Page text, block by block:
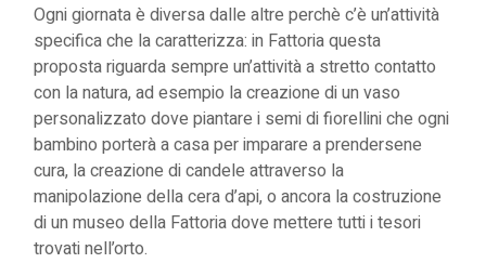
Ogni giornata è diversa dalle altre perchè c’è un’attività
specifica che la caratterizza: in Fattoria questa
proposta riguarda sempre un’attività a stretto contatto
con la natura, ad esempio la creazione di un vaso
personalizzato dove piantare i semi di fiorellini che ogni
bambino porterà a casa per imparare a prendersene
cura, la creazione di candele attraverso la
manipolazione della cera d’api, o ancora la costruzione
di un museo della Fattoria dove mettere tutti i tesori
trovati nell’orto.